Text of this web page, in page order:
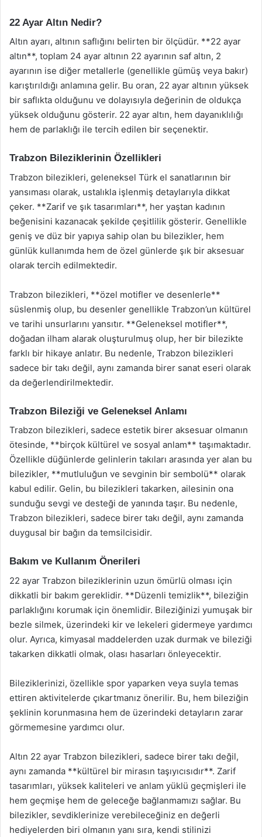
22 Ayar Altın Nedir?
Altın ayarı, altının saflığını belirten bir ölçüdür. **22 ayar
altın**, toplam 24 ayar altının 22 ayarının saf altın, 2
ayarının ise diğer metallerle (genellikle gümüş veya bakır)
karıştırıldığı anlamına gelir. Bu oran, 22 ayar altının yüksek
bir saflıkta olduğunu ve dolayısıyla değerinin de oldukça
yüksek olduğunu gösterir. 22 ayar altın, hem dayanıklılığı
hem de parlaklığı ile tercih edilen bir seçenektir.
Trabzon Bileziklerinin Özellikleri
Trabzon bilezikleri, geleneksel Türk el sanatlarının bir
yansıması olarak, ustalıkla işlenmiş detaylarıyla dikkat
çeker. **Zarif ve şık tasarımları**, her yaştan kadının
beğenisini kazanacak şekilde çeşitlilik gösterir. Genellikle
geniş ve düz bir yapıya sahip olan bu bilezikler, hem
günlük kullanımda hem de özel günlerde şık bir aksesuar
olarak tercih edilmektedir.
Trabzon bilezikleri, **özel motifler ve desenlerle**
süslenmiş olup, bu desenler genellikle Trabzon’un kültürel
ve tarihi unsurlarını yansıtır. **Geleneksel motifler**,
doğadan ilham alarak oluşturulmuş olup, her bir bilezikte
farklı bir hikaye anlatır. Bu nedenle, Trabzon bilezikleri
sadece bir takı değil, aynı zamanda birer sanat eseri olarak
da değerlendirilmektedir.
Trabzon Bileziği ve Geleneksel Anlamı
Trabzon bilezikleri, sadece estetik birer aksesuar olmanın
ötesinde, **birçok kültürel ve sosyal anlam** taşımaktadır.
Özellikle düğünlerde gelinlerin takıları arasında yer alan bu
bilezikler, **mutluluğun ve sevginin bir sembolü** olarak
kabul edilir. Gelin, bu bilezikleri takarken, ailesinin ona
sunduğu sevgi ve desteği de yanında taşır. Bu nedenle,
Trabzon bilezikleri, sadece birer takı değil, aynı zamanda
duygusal bir bağın da temsilcisidir.
Bakım ve Kullanım Önerileri
22 ayar Trabzon bileziklerinin uzun ömürlü olması için
dikkatli bir bakım gereklidir. **Düzenli temizlik**, bileziğin
parlaklığını korumak için önemlidir. Bileziğinizi yumuşak bir
bezle silmek, üzerindeki kir ve lekeleri gidermeye yardımcı
olur. Ayrıca, kimyasal maddelerden uzak durmak ve bileziği
takarken dikkatli olmak, olası hasarları önleyecektir.
Bileziklerinizi, özellikle spor yaparken veya suyla temas
ettiren aktivitelerde çıkartmanız önerilir. Bu, hem bileziğin
şeklinin korunmasına hem de üzerindeki detayların zarar
görmemesine yardımcı olur.
Altın 22 ayar Trabzon bilezikleri, sadece birer takı değil,
aynı zamanda **kültürel bir mirasın taşıyıcısıdır**. Zarif
tasarımları, yüksek kaliteleri ve anlam yüklü geçmişleri ile
hem geçmişe hem de geleceğe bağlanmamızı sağlar. Bu
bilezikler, sevdiklerinize verebileceğiniz en değerli
hediyelerden biri olmanın yanı sıra, kendi stilinizi